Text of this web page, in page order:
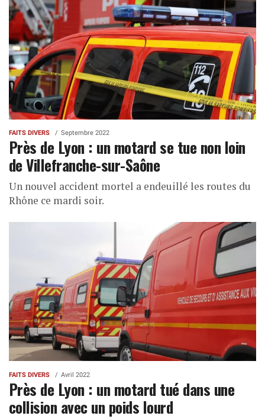
FAITS DIVERS Septembre 2022
Près de Lyon : un motard se tue non loin
de Villefranche-sur-Saône
Un nouvel accident mortel a endeuillé les routes du
Rhône ce mardi soir.
FAITS DIVERS Avril 2022
Près de Lyon : un motard tué dans une
collision avec un poids lourd